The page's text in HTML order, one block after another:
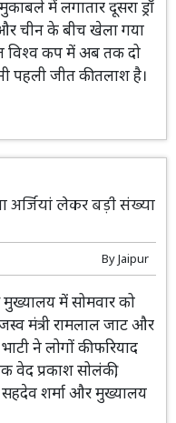
में लगातार दूसरा ड्रॉ
चीन के बीच खेला गया
विश्व कप में अब तक दो
जीत की तलाश है।
अर्जियां लेकर बड़ी संख्या
ByJaipur
मुख्यालय में सोमवार को
मंत्री रामलाल जाट और
ने लोगों की फरियाद
वेद प्रकाश सोलंकी,
शर्मा और मुख्यालय